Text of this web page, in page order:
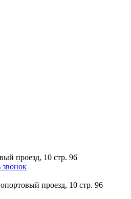
проезд, 10 стр. 96
звонок
проезд, 10 стр. 96